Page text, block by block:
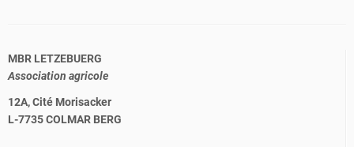
MBR LETZEBUERG
Association agricole
12A, Cité Morisacker
L-7735 COLMAR BERG